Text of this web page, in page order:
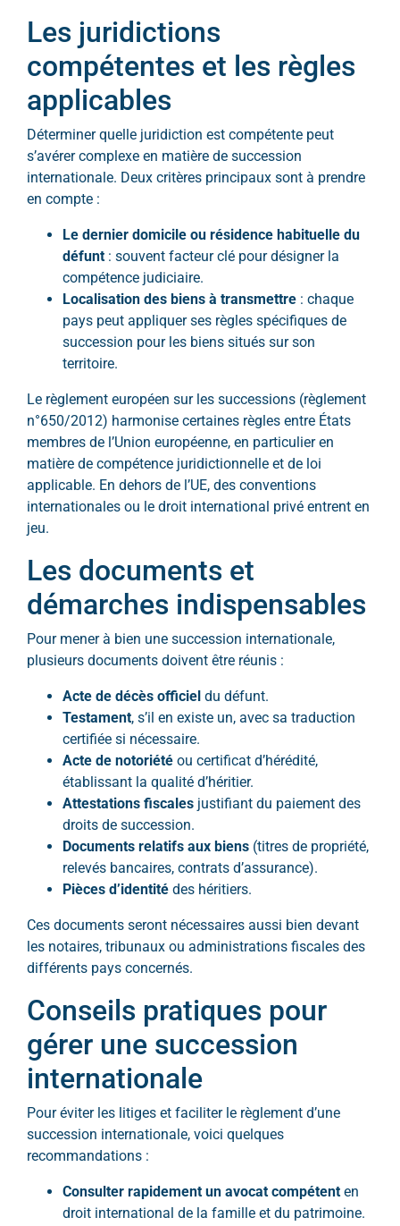
Les juridictions
compétentes et les règles
applicables
Déterminer quelle juridiction est compétente peut
s’avérer complexe en matière de succession
internationale. Deux critères principaux sont à prendre
en compte :
Le dernier domicile ou résidence habituelle du
défunt : souvent facteur clé pour désigner la
compétence judiciaire.
Localisation des biens à transmettre : chaque
pays peut appliquer ses règles spécifiques de
succession pour les biens situés sur son
territoire.
Le règlement européen sur les successions (règlement
n°650/2012) harmonise certaines règles entre États
membres de l’Union européenne, en particulier en
matière de compétence juridictionnelle et de loi
applicable. En dehors de l’UE, des conventions
internationales ou le droit international privé entrent en
jeu.
Les documents et
démarches indispensables
Pour mener à bien une succession internationale,
plusieurs documents doivent être réunis :
Acte de décès officiel du défunt.
Testament, s’il en existe un, avec sa traduction
certifiée si nécessaire.
Acte de notoriété ou certificat d’hérédité,
établissant la qualité d’héritier.
Attestations fiscales justifiant du paiement des
droits de succession.
Documents relatifs aux biens (titres de propriété,
relevés bancaires, contrats d’assurance).
Pièces d’identité des héritiers.
Ces documents seront nécessaires aussi bien devant
les notaires, tribunaux ou administrations fiscales des
différents pays concernés.
Conseils pratiques pour
gérer une succession
internationale
Pour éviter les litiges et faciliter le règlement d’une
succession internationale, voici quelques
recommandations :
Consulter rapidement un avocat compétent en
droit international de la famille et du patrimoine.